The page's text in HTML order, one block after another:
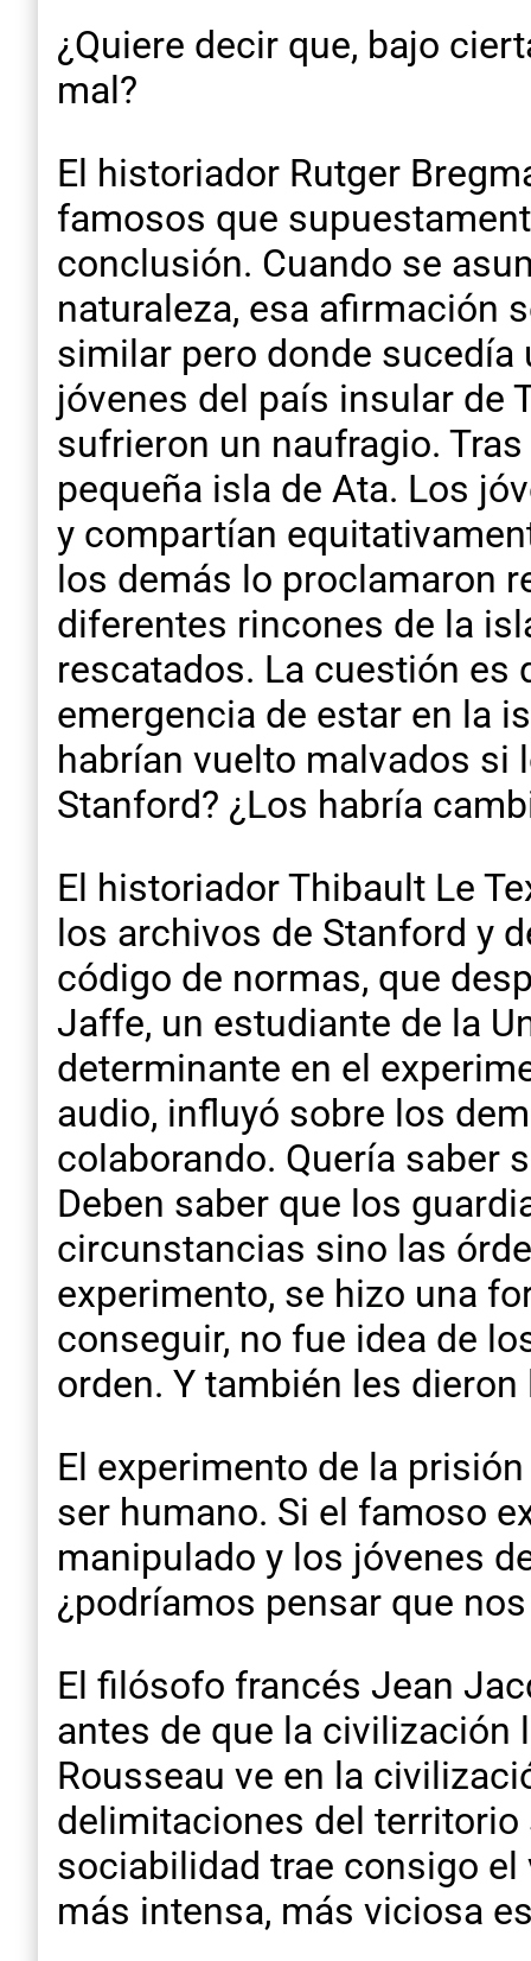
¿Quiere decir que, bajo
mal?
El historiador Rutger
famosos que
conclusión. Cuando se
naturaleza, esa afirmación
similar pero donde
jóvenes del país insular de
sufrieron un naufragio.
pequeña isla de Ata. Los
y compartían
los demás lo proclamaron
diferentes rincones de la
rescatados. La cuestión es
emergencia de estar en la
habrían vuelto malvados si
Stanford? ¿Los habría
El historiador Thibault Le
los archivos de Stanford y
código de normas, que
Jaffe, un estudiante de la
determinante en el
audio, influyó sobre los
colaborando. Quería saber
Deben saber que los
circunstancias sino las
experimento, se hizo una
conseguir, no fue idea de
orden. Y también les
El experimento de la
ser humano. Si el famoso
manipulado y los jóvenes
¿podríamos pensar que
El filósofo francés Jean
antes de que la civilización
Rousseau ve en la
delimitaciones del
sociabilidad trae consigo
más intensa, más viciosa